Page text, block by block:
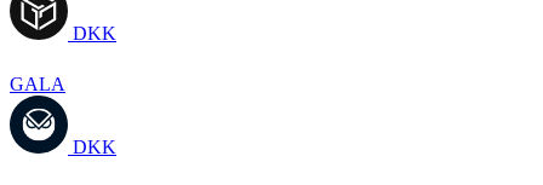
DKK
GALA
DKK